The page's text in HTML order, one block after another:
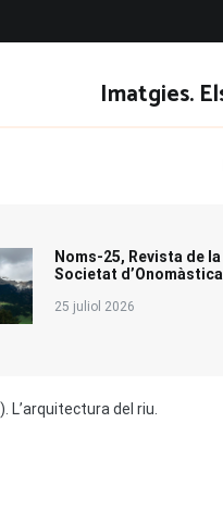
Imatgies.
Noms-25, Revista de la
Societat d’Onomàstica
25 juliol 2026
L’arquitectura del riu.